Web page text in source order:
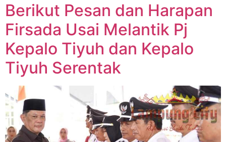
Berikut Pesan dan Harapan
Firsada Usai Melantik Pj
Kepalo Tiyuh dan Kepalo
Tiyuh Serentak